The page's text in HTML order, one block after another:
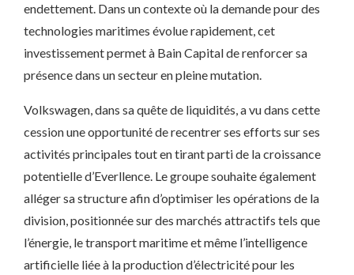
endettement. Dans un contexte où la demande pour des
technologies maritimes évolue rapidement, cet
investissement permet à Bain Capital de renforcer sa
présence dans un secteur en pleine mutation.
Volkswagen, dans sa quête de liquidités, a vu dans cette
cession une opportunité de recentrer ses efforts sur ses
activités principales tout en tirant parti de la croissance
potentielle d’Everllence. Le groupe souhaite également
alléger sa structure afin d’optimiser les opérations de la
division, positionnée sur des marchés attractifs tels que
l’énergie, le transport maritime et même l’intelligence
artificielle liée à la production d’électricité pour les